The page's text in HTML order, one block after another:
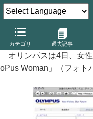
カテゴリ 過去記事
オリンパス、女性向け写真
オリンパスは4日、女
oPus Woman」（フォト